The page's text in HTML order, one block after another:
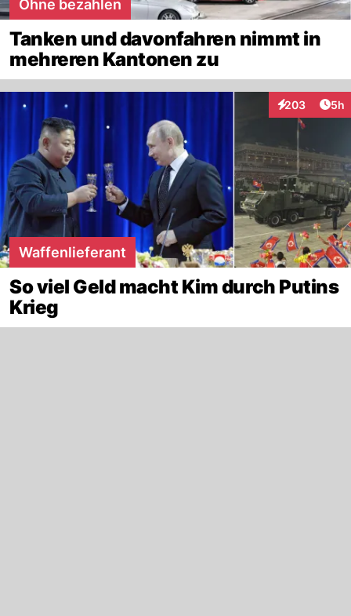
Ohne bezahlen
Tanken und davonfahren nimmt in
mehreren Kantonen zu
203
Interaktionen
5h
Waffenlieferant
So viel Geld macht Kim durch Putins
Krieg